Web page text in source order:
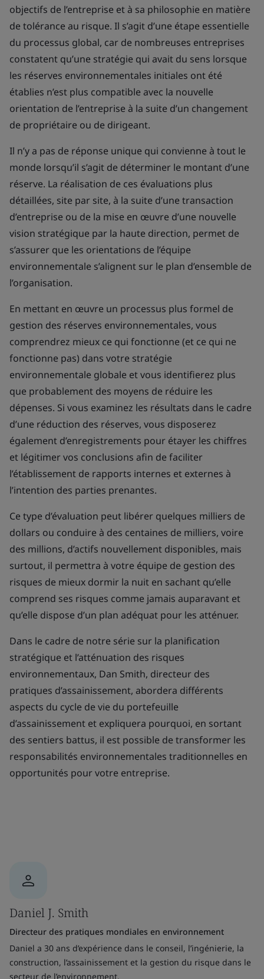
objectifs de l’entreprise et à sa philosophie en matière
de tolérance au risque. Il s’agit d’une étape essentielle
du processus global, car de nombreuses entreprises
constatent qu’une stratégie qui avait du sens lorsque
les réserves environnementales initiales ont été
établies n’est plus compatible avec la nouvelle
orientation de l’entreprise à la suite d’un changement
de propriétaire ou de dirigeant.
Il n’y a pas de réponse unique qui convienne à tout le
monde lorsqu’il s’agit de déterminer le montant d’une
réserve. La réalisation de ces évaluations plus
détaillées, site par site, à la suite d’une transaction
d’entreprise ou de la mise en œuvre d’une nouvelle
vision stratégique par la haute direction, permet de
s’assurer que les orientations de l’équipe
environnementale s’alignent sur le plan d’ensemble de
l’organisation.
En mettant en œuvre un processus plus formel de
gestion des réserves environnementales, vous
comprendrez mieux ce qui fonctionne (et ce qui ne
fonctionne pas) dans votre stratégie
environnementale globale et vous identifierez plus
que probablement des moyens de réduire les
dépenses. Si vous examinez les résultats dans le cadre
d’une réduction des réserves, vous disposerez
également d’enregistrements pour étayer les chiffres
et légitimer vos conclusions afin de faciliter
l’établissement de rapports internes et externes à
l’intention des parties prenantes.
Ce type d’évaluation peut libérer quelques milliers de
dollars ou conduire à des centaines de milliers, voire
des millions, d’actifs nouvellement disponibles, mais
surtout, il permettra à votre équipe de gestion des
risques de mieux dormir la nuit en sachant qu’elle
comprend ses risques comme jamais auparavant et
qu’elle dispose d’un plan adéquat pour les atténuer.
Dans le cadre de notre série sur la planification
stratégique et l’atténuation des risques
environnementaux, Dan Smith, directeur des
pratiques d’assainissement, abordera différents
aspects du cycle de vie du portefeuille
d’assainissement et expliquera pourquoi, en sortant
des sentiers battus, il est possible de transformer les
responsabilités environnementales traditionnelles en
opportunités pour votre entreprise.
Daniel J. Smith
Directeur des pratiques mondiales en environnement
Daniel a 30 ans d’expérience dans le conseil, l’ingénierie, la
construction, l’assainissement et la gestion du risque dans le
secteur de l’environnement.